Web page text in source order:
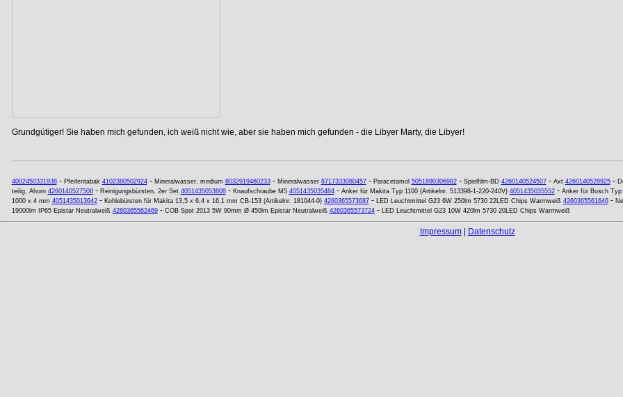
Grundgütiger! Sie haben mich gefunden, ich weiß nicht wie, aber sie haben mich gefunden - die Libyer Marty, die Libyer!
4002450331938- Pfeifentabak 4102380502924- Mineralwasser, medium 8032919460233- Mineralwasser 8717333080457- Paracetamol 5051890306982- Spielfilm-BD 4260140524507- Axt 4260140528925-
teilig, Ahorn 4260140527508- Reinigungsbürsten, 2er Set 4051435053808- Knaufschraube M5 4051435035484- Anker für Makita Typ 1100 (Artikelnr. 513398-1-220-240V) 4051435035552- Anker für Bosch Typ
1000 x 4 mm 4051435013642- Kohlebürsten für Makita 13,5 x 6,4 x 16,1 mm CB-153 (Artikelnr. 181044-0) 4260365573687- LED Leuchtmittel G23 6W 250lm 5730 22LED Chips Warmweiß 4260365561646-
19000lm IP65 Epistar Neutralweiß 4260365562469- COB Spot 2013 5W 90mm Ø 450lm Epistar Neutralweiß 4260365573724- LED Leuchtmittel G23 10W 420lm 5730 20LED Chips Warmweiß
Impressum| Datenschutz